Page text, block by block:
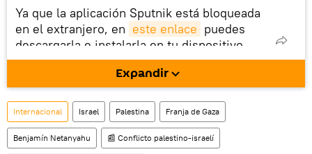
Ya que la aplicación Sputnik está bloqueada
en el extranjero, en este enlace puedes
descargarla e instalarla en tu dispositivo
móvil (¡solo para Android!).
También tenemos una cuenta en la red
social rusa VK .
Expandir
Internacional Israel Palestina Franja de Gaza
Benjamín Netanyahu 📰 Conflicto palestino-israelí